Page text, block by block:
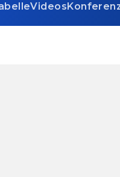
Videos